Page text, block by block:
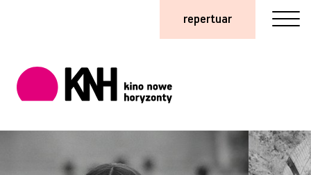
repertuar